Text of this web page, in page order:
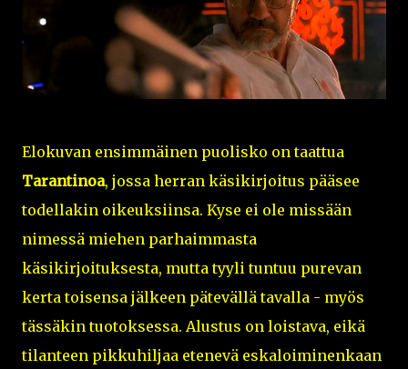
Elokuvan ensimmäinen puolisko on taattua
Tarantinoa, jossa herran käsikirjoitus pääsee
todellakin oikeuksiinsa. Kyse ei ole missään
nimessä miehen parhaimmasta
käsikirjoituksesta, mutta tyyli tuntuu purevan
kerta toisensa jälkeen pätevällä tavalla - myös
tässäkin tuotoksessa. Alustus on loistava, eikä
tilanteen pikkuhiljaa etenevä eskaloiminenkaan